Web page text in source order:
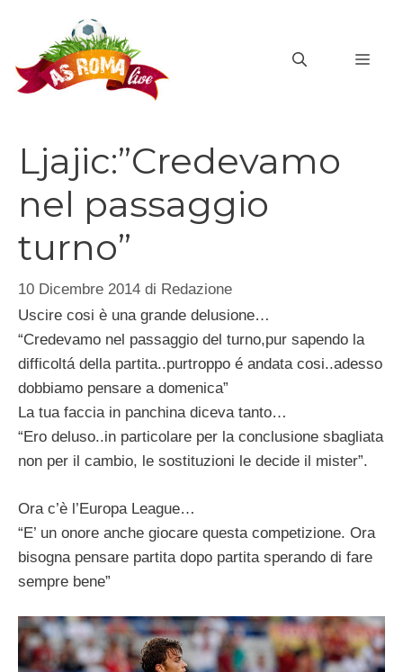
contenuto
Ljajic:”Credevamo
nel passaggio
turno”
10 Dicembre 2014 di Redazione
Uscire cosi è una grande delusione…
“Credevamo nel passaggio del turno,pur sapendo la
difficoltá della partita..purtroppo é andata cosi..adesso
dobbiamo pensare a domenica”
La tua faccia in panchina diceva tanto…
“Ero deluso..in particolare per la conclusione sbagliata
non per il cambio, le sostituzioni le decide il mister”.
Ora c’è l’Europa League…
“E’ un onore anche giocare questa competizione. Ora
bisogna pensare partita dopo partita sperando di fare
sempre bene”